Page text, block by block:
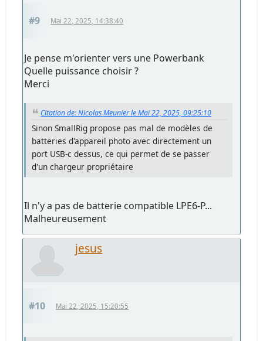
#9 Mai 22, 2025, 14:38:40
Je pense m'orienter vers une Powerbank
Quelle puissance choisir ?
Merci
Citation de: Nicolas Meunier le Mai 22, 2025, 09:25:10
Sinon SmallRig propose pas mal de modèles de
batteries d'appareil photo avec directement un
port USB-c dessus, ce qui permet de se passer
d'un chargeur propriétaire
Il n'y a pas de batterie compatible LPE6-P...
Malheureusement
jesus
#10 Mai 22, 2025, 15:20:55